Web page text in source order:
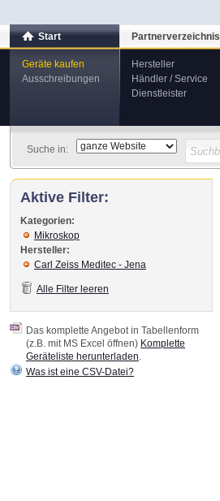
Start
Geräte kaufen
Ausschreibungen
Partnerverzeichnis
Hersteller
Händler / Service
Dienstleister
Suche in:
Aktive Filter:
Kategorien:
Mikroskop
Hersteller:
Carl Zeiss Meditec - Jena
Alle Filter leeren
Das komplette Angebot in Tabellenform
(z.B. mit MS Excel öffnen) Komplette
Geräteliste herunterladen
Was ist eine CSV-Datei?